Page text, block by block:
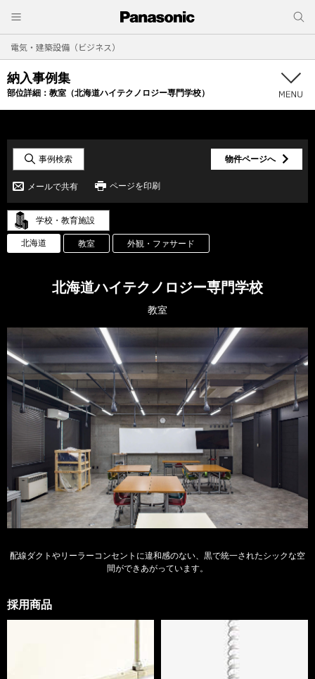
電気・建築設備（ビジネス）
納入事例集
部位詳細： 教室（北海道ハイテクノロジー専門学校）
事例検索
メールで共有 ページを印刷
物件ページへ
学校・教育施設
北海道
教室 外観・ファサード
北海道ハイテクノロジー専門学校
教室
配線ダクトやリーラーコンセントに違和感のない、黒で統一されたシックな空
間ができあがっています。
採用商品